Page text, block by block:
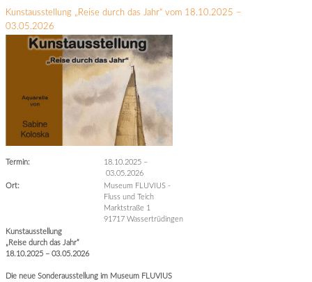
Kunstausstellung „Reise durch das Jahr“ vom 18.10.2025 –
03.05.2026
Termin: 18.10.2025 –
03.05.2026
Ort:
Museum FLUVIUS -
Fluss und Teich
Marktstraße 1
91717 Wassertrüdingen
Kunstausstellung
„Reise durch das Jahr“
18.10.2025 – 03.05.2026
Die neue Sonderausstellung im Museum FLUVIUS